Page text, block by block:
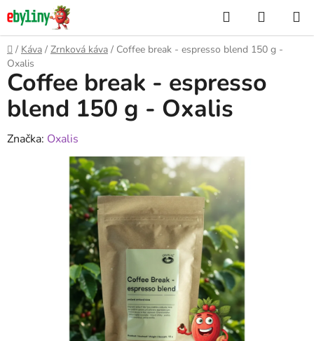
Přejít
na
obsah
Hledat
KOŠÍK
Domů
/ Káva / Zrnková káva / Coffee break - espresso blend 150 g -
Oxalis
Coffee break - espresso
blend 150 g - Oxalis
Značka: Oxalis